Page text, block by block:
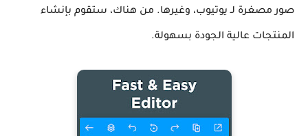
صور مصغرة لـ يوتيوب، وغيرها. من هناك، ستقوم بإنشاء
المنتجات عالية الجودة بسهولة.